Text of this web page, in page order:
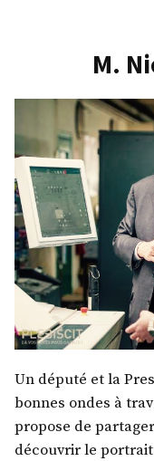
M.
Un député et la
bonnes ondes à
propose de
découvrir le portrait